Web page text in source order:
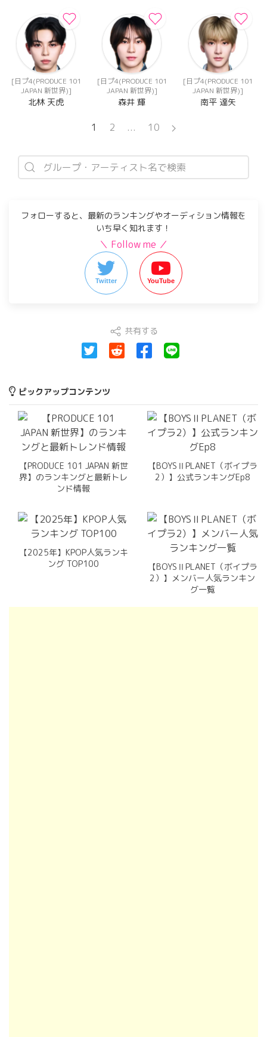
[日プ4(PRODUCE 101
JAPAN 新世界)]
北林 天虎
[日プ4(PRODUCE 101
JAPAN 新世界)]
森井 輝
[日プ4(PRODUCE 101
JAPAN 新世界)]
南平 達矢
1 2 ... 10
フォローすると、最新のランキングやオーディション情報を
いち早く知れます！
＼ Follow me ／
Twitter YouTube
共有する
ピックアップコンテンツ
【PRODUCE 101 JAPAN 新世
界】のランキングと最新トレ
ンド情報
【BOYSⅡPLANET（ボイプラ
2）】公式ランキングEp8
【2025年】KPOP人気ランキ
ング TOP100
【BOYSⅡPLANET（ボイプラ
2）】メンバー人気ランキン
グ一覧